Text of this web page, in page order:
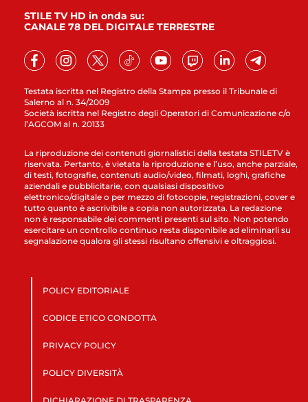
Testata iscritta nel Registro della Stampa presso il Tribunale di
Salerno al n. 34/2009
Società iscritta nel Registro degli Operatori di Comunicazione c/o
l’AGCOM al n. 20133
STILE TV HD in onda su:
CANALE 78 DEL DIGITALE TERRESTRE
La riproduzione dei contenuti giornalistici della testata STILETV è
riservata. Pertanto, è vietata la riproduzione e l’uso, anche parziale,
di testi, fotografie, contenuti audio/video, filmati, loghi, grafiche
aziendali e pubblicitarie, con qualsiasi dispositivo
elettronico/digitale o per mezzo di fotocopie, registrazioni, cover e
tutto quanto è ascrivibile a copia non autorizzata. La redazione
non è responsabile dei commenti presenti sul sito. Non potendo
esercitare un controllo continuo resta disponibile ad eliminarli su
segnalazione qualora gli stessi risultano offensivi e oltraggiosi.
POLICY EDITORIALE
CODICE ETICO CONDOTTA
PRIVACY POLICY
POLICY DIVERSITÀ